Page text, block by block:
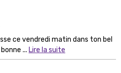
ce vendredi matin dans ton bel
... Lire la suite